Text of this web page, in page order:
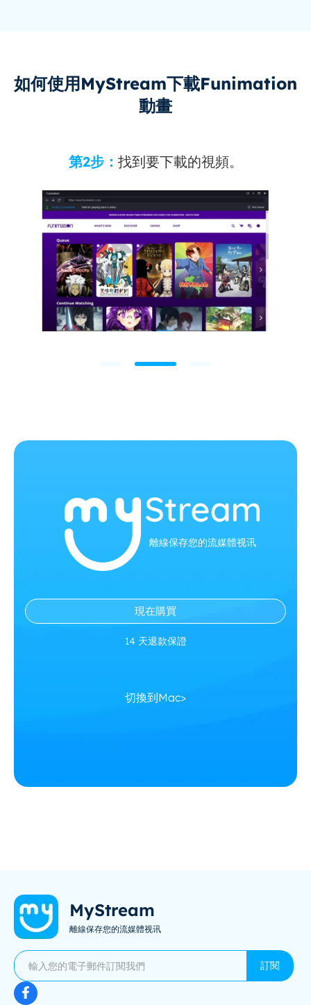
如何使用MyStream下載Funimation
動畫
第2步： 找到要下載的視頻。
離線保存您的流媒體视讯
現在購買
14 天退款保證
切換到Mac>
MyStream
離線保存您的流媒體视讯
訂閱